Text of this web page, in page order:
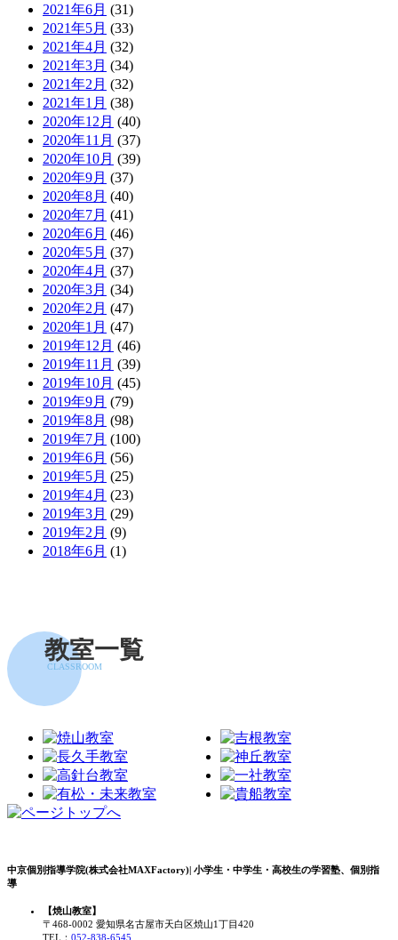
2021年6月 (31)
2021年5月 (33)
2021年4月 (32)
2021年3月 (34)
2021年2月 (32)
2021年1月 (38)
2020年12月 (40)
2020年11月 (37)
2020年10月 (39)
2020年9月 (37)
2020年8月 (40)
2020年7月 (41)
2020年6月 (46)
2020年5月 (37)
2020年4月 (37)
2020年3月 (34)
2020年2月 (47)
2020年1月 (47)
2019年12月 (46)
2019年11月 (39)
2019年10月 (45)
2019年9月 (79)
2019年8月 (98)
2019年7月 (100)
2019年6月 (56)
2019年5月 (25)
2019年4月 (23)
2019年3月 (29)
2019年2月 (9)
2018年6月 (1)
教室一覧
CLASSROOM
中京個別指導学院(株式会社MAXFactory)| 小学生・中学生・高校生の学習塾、個別指
導
【焼山教室】
〒468-0002 愛知県名古屋市天白区焼山1丁目420
TEL： 052-838-6545